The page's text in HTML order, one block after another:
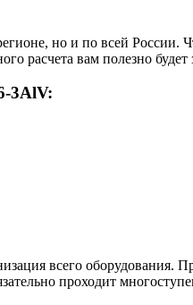
но и по всей
расчета вам полезно
3АlV:
всего
проходит